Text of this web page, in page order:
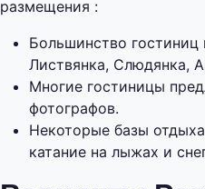
размещения :
Большинство гостиниц
Листвянка, Слюдянка,
Многие гостиницы
фотографов.
Некоторые базы
катание на лыжах и